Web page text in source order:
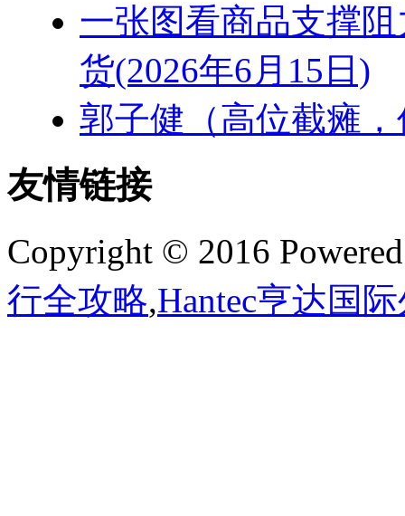
一张图看商品支撑
货(2026年6月15日)
郭子健（高位截瘫
友情链接
Copyright © 2016
行全攻略,Hantec亨达国